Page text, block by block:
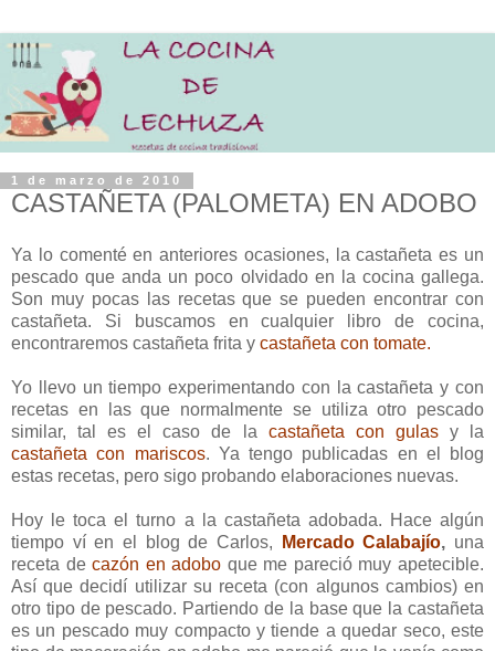
1 de marzo de 2010
CASTAÑETA (PALOMETA) EN ADOBO
Ya lo comenté en anteriores ocasiones, la castañeta es un
pescado que anda un poco olvidado en la cocina gallega.
Son muy pocas las recetas que se pueden encontrar con
castañeta. Si buscamos en cualquier libro de cocina,
encontraremos castañeta frita y castañeta con tomate.
Yo llevo un tiempo experimentando con la castañeta y con
recetas en las que normalmente se utiliza otro pescado
similar, tal es el caso de la castañeta con gulasy la
castañeta con mariscos. Ya tengo publicadas en el blog
estas recetas, pero sigo probando elaboraciones nuevas.
Hoy le toca el turno a la castañeta adobada. Hace algún
tiempo ví en el blog de Carlos,
Mercado Calabajío, una
receta de cazón en adobo que me pareció muy apetecible.
Así que decidí utilizar su receta (con algunos cambios) en
otro tipo de pescado. Partiendo de la base que la castañeta
es un pescado muy compacto y tiende a quedar seco, este